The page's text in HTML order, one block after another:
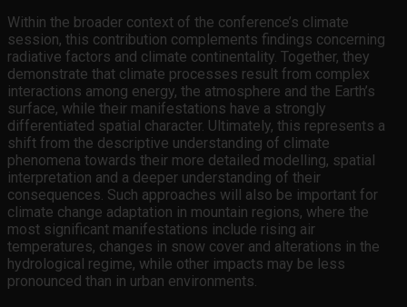
Within the broader context of the conference’s climate
session, this contribution complements findings concerning
radiative factors and climate continentality. Together, they
demonstrate that climate processes result from complex
interactions among energy, the atmosphere and the Earth’s
surface, while their manifestations have a strongly
differentiated spatial character. Ultimately, this represents a
shift from the descriptive understanding of climate
phenomena towards their more detailed modelling, spatial
interpretation and a deeper understanding of their
consequences. Such approaches will also be important for
climate change adaptation in mountain regions, where the
most significant manifestations include rising air
temperatures, changes in snow cover and alterations in the
hydrological regime, while other impacts may be less
pronounced than in urban environments.